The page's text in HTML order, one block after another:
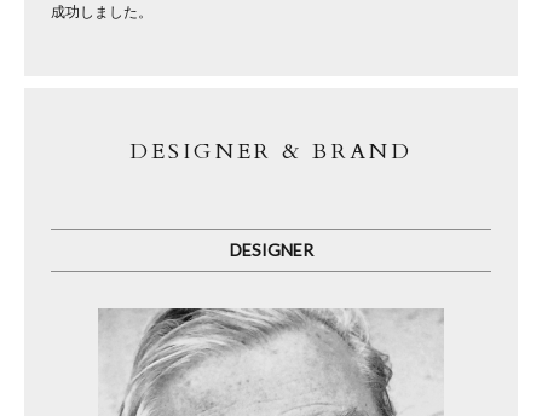
成功しました。
DESIGNER & BRAND
DESIGNER